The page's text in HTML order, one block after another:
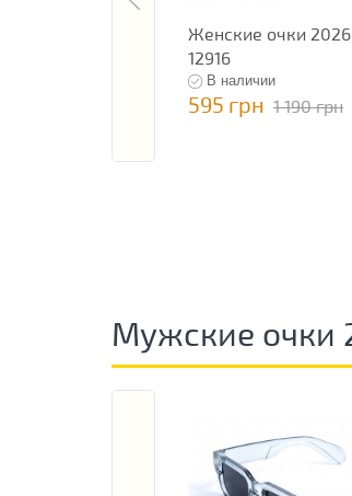
Женские очки 2026
12916
В наличии
595 грн 1 190 грн
Мужские очки